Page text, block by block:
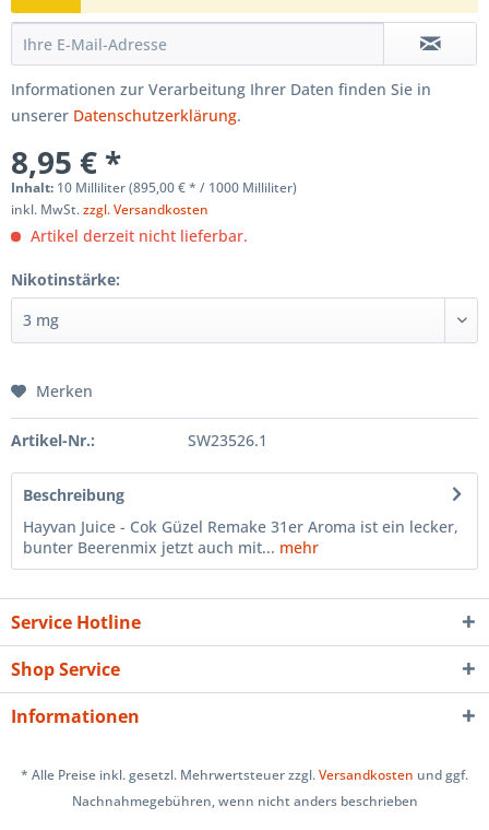
Informationen zur Verarbeitung Ihrer Daten finden Sie in
unserer Datenschutzerklärung.
8,95 € *
Inhalt: 10 Milliliter (895,00 € * / 1000 Milliliter)
inkl. MwSt.zzgl. Versandkosten
Artikel derzeit nicht lieferbar.
Nikotinstärke:
Merken
Artikel-Nr.: SW23526.1
Beschreibung
Hayvan Juice - Cok Güzel Remake 31er Aroma ist ein lecker,
bunter Beerenmix jetzt auch mit... mehr
Service Hotline
Shop Service
Informationen
* Alle Preise inkl. gesetzl. Mehrwertsteuer zzgl.Versandkosten und ggf.
Nachnahmegebühren, wenn nicht anders beschrieben